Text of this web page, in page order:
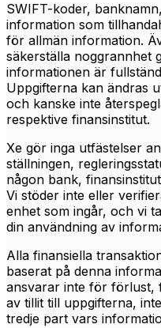
SWIFT-koder,
information som
för allmän information.
säkerställa noggrannhet
informationen är
Uppgifterna kan ändras
och kanske inte
respektive finansinstitut.
Xe gör inga utfästelser
ställningen,
någon bank,
Vi stöder inte eller
enhet som ingår, och vi
din användning av
Alla finansiella
baserat på denna
ansvarar inte för förlust,
av tillit till uppgifterna,
tredje part vars